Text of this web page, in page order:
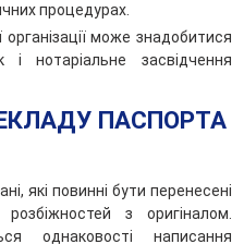
процедурах.
може знадобитися
нотаріальне засвідчення
ПАСПОРТА
які повинні бути перенесені
з оригіналом.
однаковості написання